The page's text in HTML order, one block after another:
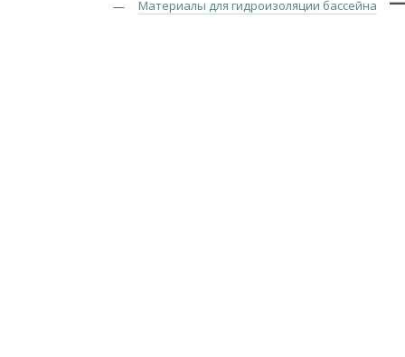
Материалы для гидроизоляции бассейна